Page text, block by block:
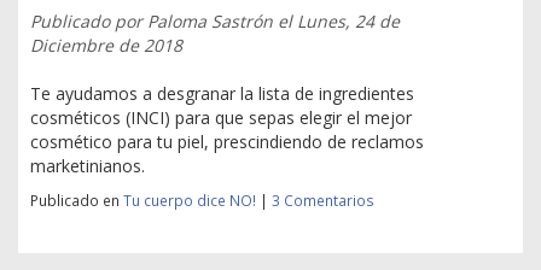
Publicado porPaloma Sastrón el Lunes, 24 de
Diciembre de 2018
Te ayudamos a desgranar la lista de ingredientes
cosméticos (INCI) para que sepas elegir el mejor
cosmético para tu piel, prescindiendo de reclamos
marketinianos.
Publicado en Tu cuerpo dice NO! | 3 Comentarios